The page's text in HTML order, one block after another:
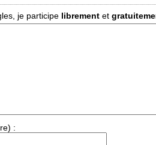
je participe librement et
: